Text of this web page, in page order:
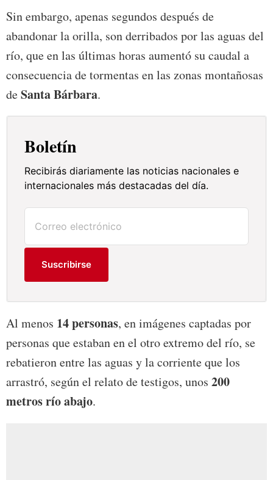
Sin embargo, apenas segundos después de
abandonar la orilla, son derribados por las aguas del
río, que en las últimas horas aumentó su caudal a
consecuencia de tormentas en las zonas montañosas
deSanta Bárbara.
Boletín
Recibirás diariamente las noticias nacionales e
internacionales más destacadas del día.
Suscribirse
Al menos 14 personas, en imágenes captadas por
personas que estaban en el otro extremo del río, se
rebatieron entre las aguas y la corriente que los
arrastró, según el relato de testigos, unos 200
metros río abajo.